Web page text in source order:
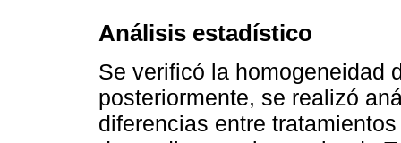
Análisis estadístico
Se verificó la homogeneidad
posteriormente, se realizó
diferencias entre